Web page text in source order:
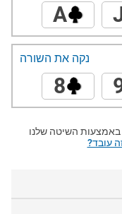
A
8
נקה את השורה
השיטה שלנו
עובד?